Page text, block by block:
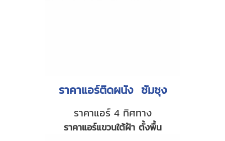
ราคาแอร์ติดผนัง ซัมซุง
ราคาแอร์ 4 ทิศทาง
ราคาแอร์แขวนใต้ฝ้า ตั้งพื้น